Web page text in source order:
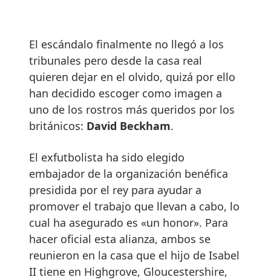
El escándalo finalmente no llegó a los
tribunales pero desde la casa real
quieren dejar en el olvido, quizá por ello
han decidido escoger como imagen a
uno de los rostros más queridos por los
británicos: David Beckham.
El exfutbolista ha sido elegido
embajador de la organización benéfica
presidida por el rey para ayudar a
promover el trabajo que llevan a cabo, lo
cual ha asegurado es «un honor». Para
hacer oficial esta alianza, ambos se
reunieron en la casa que el hijo de Isabel
II tiene en Highgrove, Gloucestershire,